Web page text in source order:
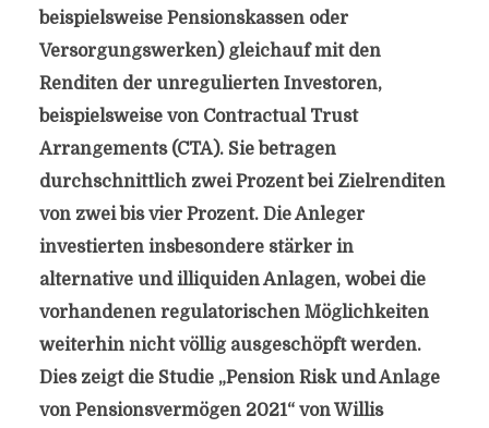
beispielsweise Pensionskassen oder
Versorgungswerken) gleichauf mit den
Renditen der unregulierten Investoren,
beispielsweise von Contractual Trust
Arrangements (CTA). Sie betragen
durchschnittlich zwei Prozent bei Zielrenditen
von zwei bis vier Prozent. Die Anleger
investierten insbesondere stärker in
alternative und illiquiden Anlagen, wobei die
vorhandenen regulatorischen Möglichkeiten
weiterhin nicht völlig ausgeschöpft werden.
Dies zeigt die Studie „Pension Risk und Anlage
von Pensionsvermögen 2021“ von Willis